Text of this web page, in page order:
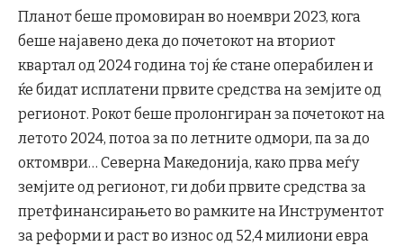
Планот беше промовиран во ноември 2023, кога
беше најавено дека до почетокот на вториот
квартал од 2024 година тој ќе стане операбилен и
ќе бидат исплатени првите средства на земјите од
регионот. Рокот беше пролонгиран за почетокот на
летото 2024, потоа за по летните одмори, па за до
октомври… Северна Македонија, како прва меѓу
земјите од регионот, ги доби првите средства за
претфинансирањето во рамките на Инструментот
за реформи и раст во износ од 52,4 милиони евра